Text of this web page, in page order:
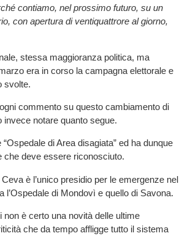
contiamo, nel prossimo futuro, su un
con apertura di ventiquattrore al giorno,
stessa maggioranza politica, ma
era in corso la campagna elettorale e
svolte.
commento su questo cambiamento di
notare quanto segue.
“Ospedale di Area disagiata” ed ha dunque
che deve essere riconosciuto.
è l’unico presidio per le emergenze nel
l’Ospedale di Mondovì e quello di Savona.
non è certo una novità delle ultime
che da tempo affligge tutto il sistema